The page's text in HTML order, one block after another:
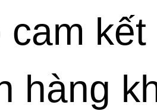
cam
hàng